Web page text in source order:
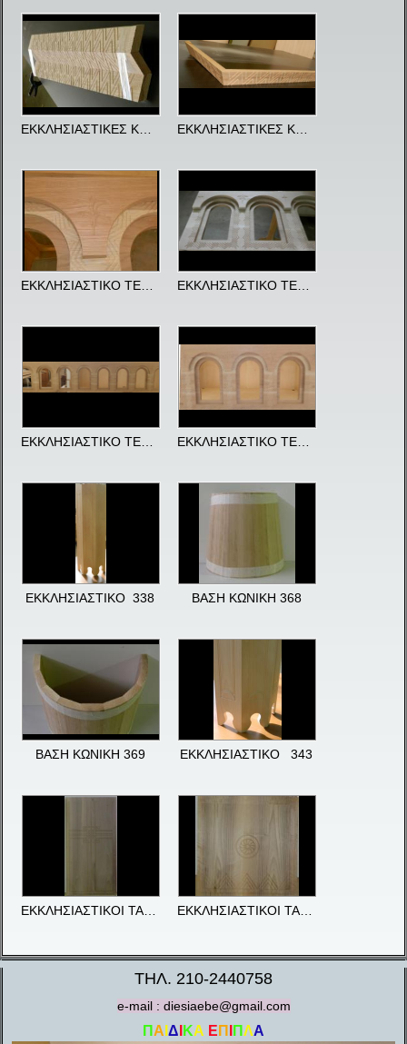
ΕΚΚΛΗΣΙΑΣΤΙΚΟ 338 ΒΑΣΗ ΚΩΝΙΚΗ 368
ΒΑΣΗ ΚΩΝΙΚΗ 369 ΕΚΚΛΗΣΙΑΣΤΙΚΟ 343
ΤΗΛ. 210-2440758
e-mail : diesiaebe@gmail.com
ΠΑ Δ ΚΑ Ε Π ΠΛΑ